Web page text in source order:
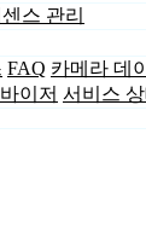
스 관리
FAQ 카메라 데
이저 서비스 상